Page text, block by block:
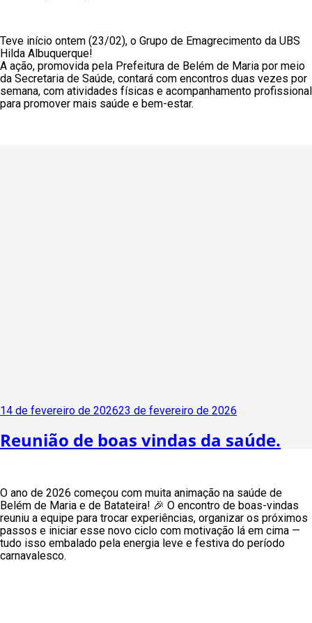
Teve início ontem (23/02), o Grupo de Emagrecimento da UBS
Hilda Albuquerque!
A ação, promovida pela Prefeitura de Belém de Maria por meio
da Secretaria de Saúde, contará com encontros duas vezes por
semana, com atividades físicas e acompanhamento profissional
para promover mais saúde e bem-estar.
Publicado
14 de fevereiro de 202623 de fevereiro de 2026
Reunião de boas vindas da saúde.
O ano de 2026 começou com muita animação na saúde de
Belém de Maria e de Batateira! 🎉 O encontro de boas-vindas
reuniu a equipe para trocar experiências, organizar os próximos
passos e iniciar esse novo ciclo com motivação lá em cima —
tudo isso embalado pela energia leve e festiva do período
carnavalesco.